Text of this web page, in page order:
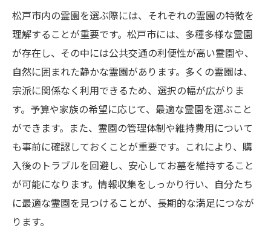
松戸市内の霊園を選ぶ際には、それぞれの霊園の特徴を
理解することが重要です。松戸市には、多種多様な霊園
が存在し、その中には公共交通の利便性が高い霊園や、
自然に囲まれた静かな霊園があります。多くの霊園は、
宗派に関係なく利用できるため、選択の幅が広がりま
す。予算や家族の希望に応じて、最適な霊園を選ぶこと
ができます。また、霊園の管理体制や維持費用について
も事前に確認しておくことが重要です。これにより、購
入後のトラブルを回避し、安心してお墓を維持すること
が可能になります。情報収集をしっかり行い、自分たち
に最適な霊園を見つけることが、長期的な満足につなが
ります。